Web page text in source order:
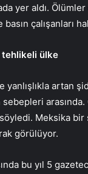
yer aldı.
çalışanları
tehlikeli ülke
yanlışlıkla artan
Meksika
görülüyor.
bu yıl 5